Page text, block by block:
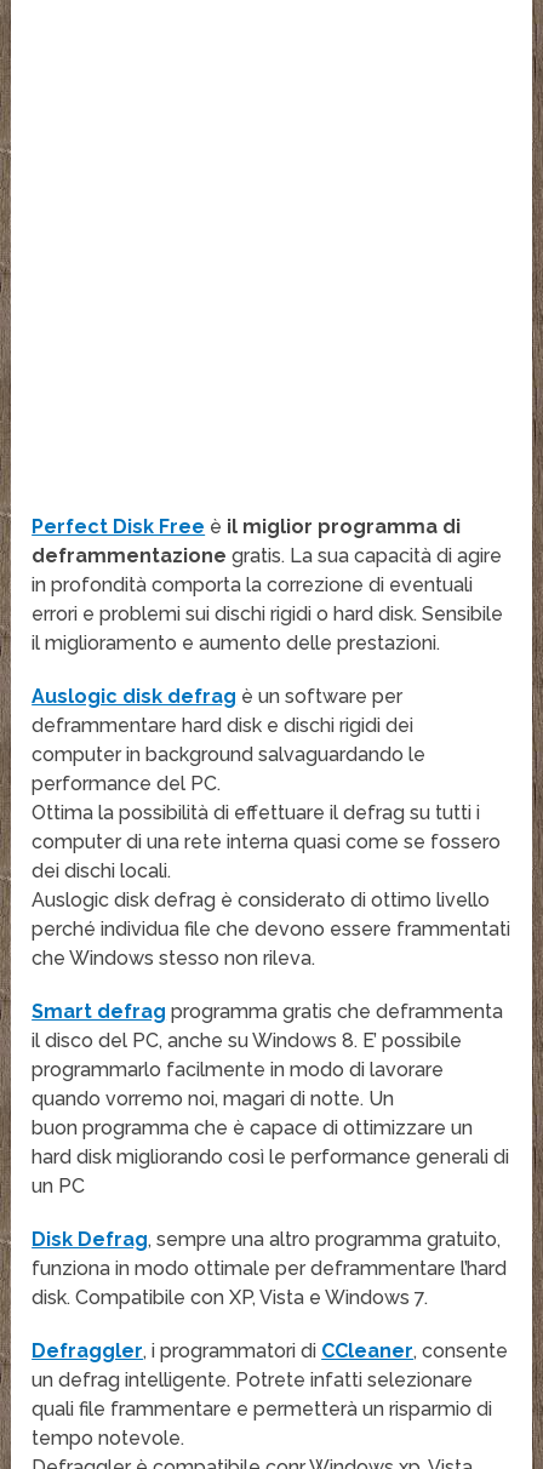
Perfect Disk Free è il miglior programma di
deframmentazione gratis. La sua capacità di agire
in profondità comporta la correzione di eventuali
errori e problemi sui dischi rigidi o hard disk. Sensibile
il miglioramento e aumento delle prestazioni.
Auslogic disk defrag è un software per
deframmentare hard disk e dischi rigidi dei
computer in background salvaguardando le
performance del PC.
Ottima la possibilità di effettuare il defrag su tutti i
computer di una rete interna quasi come se fossero
dei dischi locali.
Auslogic disk defrag è considerato di ottimo livello
perché individua file che devono essere frammentati
che Windows stesso non rileva.
Smart defrag programma gratis che deframmenta
il disco del PC, anche su Windows 8. E’ possibile
programmarlo facilmente in modo di lavorare
quando vorremo noi, magari di notte. Un
buon programma che è capace di ottimizzare un
hard disk migliorando così le performance generali di
un PC
Disk Defrag, sempre una altro programma gratuito,
funziona in modo ottimale per deframmentare l’hard
disk. Compatibile con XP, Vista e Windows 7.
Defraggler, i programmatori di CCleaner, consente
un defrag intelligente. Potrete infatti selezionare
quali file frammentare e permetterà un risparmio di
tempo notevole.